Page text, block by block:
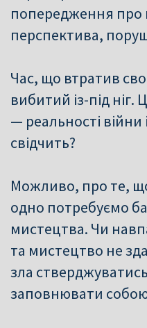
попередження про
перспектива,
Час, що втратив
вибитий із-під
— реальності
свідчить?
Можливо, про те,
одно потребуємо
мистецтва. Чи
та мистецтво не
зла
заповнювати